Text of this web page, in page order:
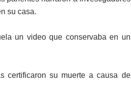
su casa.
un video que conservaba en un
certifica­ron su muerte a causa de